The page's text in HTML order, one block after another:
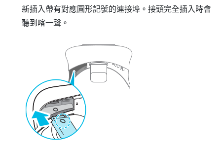
新插入帶有對應圓形記號的連接埠。接頭完全插入時會
聽到喀一聲。